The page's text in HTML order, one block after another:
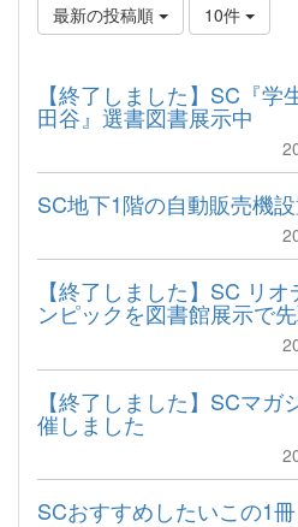
最新の投稿順 10件
【終了しました】SC『
田谷』選書図書展示中
SC地下1階の自動販売機
【終了しました】SC リ
ンピックを図書館展示で
【終了しました】SCマ
催しました
SCおすすめしたいこの1